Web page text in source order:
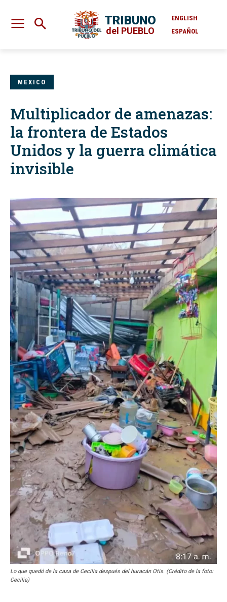
TRIBUNO
del PUEBLO
ENGLISH
ESPAÑOL
MEXICO
Multiplicador de amenazas:
la frontera de Estados
Unidos y la guerra climática
invisible
Lo que quedó de la casa de Cecilia después del huracán Otis. (Crédito de la foto:
Cecilia)